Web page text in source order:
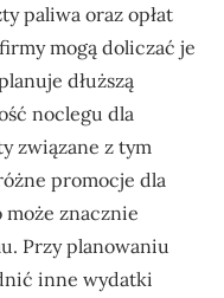
paliwa oraz opłat
mogą doliczać je
dłuższą
noclegu dla
związane z tym
promocje dla
może znacznie
Przy planowaniu
inne wydatki